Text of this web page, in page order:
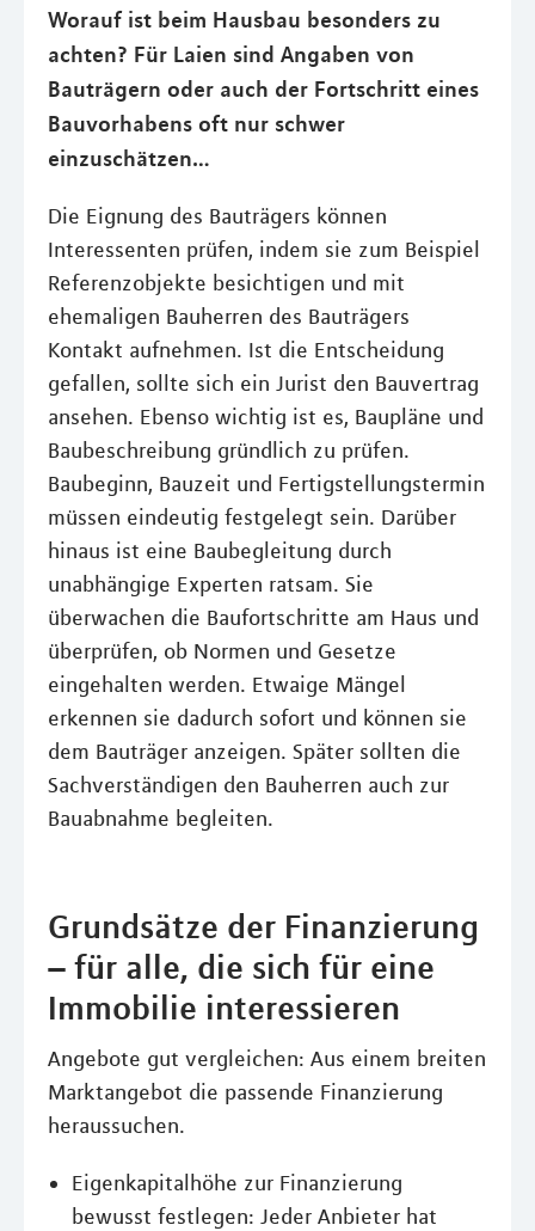
Worauf ist beim Hausbau besonders zu
achten? Für Laien sind Angaben von
Bauträgern oder auch der Fortschritt eines
Bauvorhabens oft nur schwer
einzuschätzen…
Die Eignung des Bauträgers können
Interessenten prüfen, indem sie zum Beispiel
Referenzobjekte besichtigen und mit
ehemaligen Bauherren des Bauträgers
Kontakt aufnehmen. Ist die Entscheidung
gefallen, sollte sich ein Jurist den Bauvertrag
ansehen. Ebenso wichtig ist es, Baupläne und
Baubeschreibung gründlich zu prüfen.
Baubeginn, Bauzeit und Fertigstellungstermin
müssen eindeutig festgelegt sein. Darüber
hinaus ist eine Baubegleitung durch
unabhängige Experten ratsam. Sie
überwachen die Baufortschritte am Haus und
überprüfen, ob Normen und Gesetze
eingehalten werden. Etwaige Mängel
erkennen sie dadurch sofort und können sie
dem Bauträger anzeigen. Später sollten die
Sachverständigen den Bauherren auch zur
Bauabnahme begleiten.
Grundsätze der Finanzierung
– für alle, die sich für eine
Immobilie interessieren
Angebote gut vergleichen: Aus einem breiten
Marktangebot die passende Finanzierung
heraussuchen.
Eigenkapitalhöhe zur Finanzierung
bewusst festlegen: Jeder Anbieter hat